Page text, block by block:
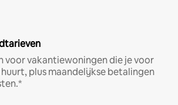
voor vakantiewoningen die je voor
plus maandelijkse betalingen